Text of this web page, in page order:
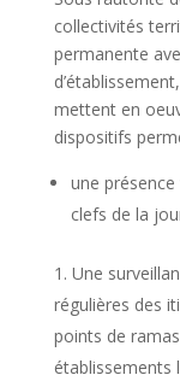
collectivités
permanente
mettent en
dispositifs
une
clefs de la
Une
régulières des
points de
établissements